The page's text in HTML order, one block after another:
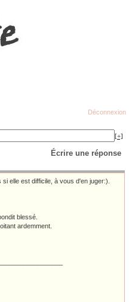
Déconnexion
[+]
Écrire une réponse
elle est difficile, à vous d'en juger:).
blessé.
ardemment.